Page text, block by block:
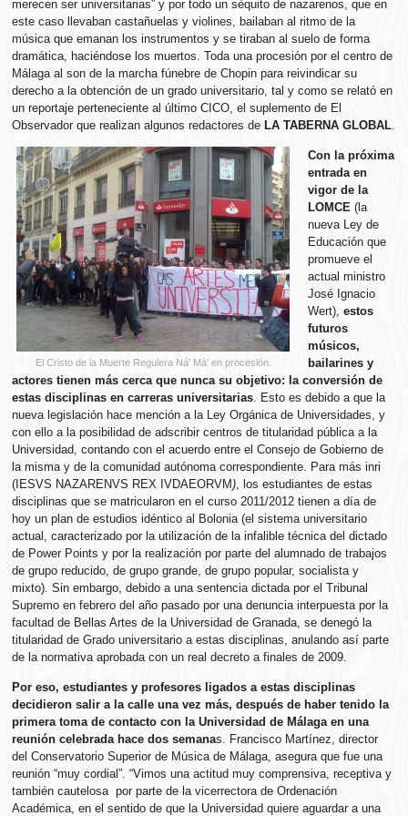
merecen ser universitarias” y por todo un séquito de nazarenos, que en
este caso llevaban castañuelas y violines, bailaban al ritmo de la
música que emanan los instrumentos y se tiraban al suelo de forma
dramática, haciéndose los muertos. Toda una procesión por el centro de
Málaga al son de la marcha fúnebre de Chopin para reivindicar su
derecho a la obtención de un grado universitario, tal y como se relató en
un reportaje perteneciente al último CICO, el suplemento de El
Observador que realizan algunos redactores de LA TABERNA GLOBAL.
El Cristo de la Muerte Regulera Ná’ Má’ en procesión.
Con la próxima
entrada en
vigor de la
LOMCE (la
nueva Ley de
Educación que
promueve el
actual ministro
José Ignacio
Wert),estos
futuros
músicos,
bailarines y
actores tienen más cerca que nunca su objetivo: la conversión de
estas disciplinas en carreras universitarias. Esto es debido a que la
nueva legislación hace mención a la Ley Orgánica de Universidades, y
con ello a la posibilidad de adscribir centros de titularidad pública a la
Universidad, contando con el acuerdo entre el Consejo de Gobierno de
la misma y de la comunidad autónoma correspondiente. Para más inri
(IESVS NAZARENVS REX IVDAEORVM ), los estudiantes de estas
disciplinas que se matricularon en el curso 2011/2012 tienen a día de
hoy un plan de estudios idéntico al Bolonia (el sistema universitario
actual, caracterizado por la utilización de la infalible técnica del dictado
de Power Points y por la realización por parte del alumnado de trabajos
de grupo reducido, de grupo grande, de grupo popular, socialista y
mixto). Sin embargo, debido a una sentencia dictada por el Tribunal
Supremo en febrero del año pasado por una denuncia interpuesta por la
facultad de Bellas Artes de la Universidad de Granada, se denegó la
titularidad de Grado universitario a estas disciplinas, anulando así parte
de la normativa aprobada con un real decreto a finales de 2009.
Por eso, estudiantes y profesores ligados a estas disciplinas
decidieron salir a la calle una vez más, después de haber tenido la
primera toma de contacto con la Universidad de Málaga en una
reunión celebrada hace dos semanas. Francisco Martínez, director
del Conservatorio Superior de Música de Málaga, asegura que fue una
reunión “muy cordial”. “Vimos una actitud muy comprensiva, receptiva y
también cautelosa por parte de la vicerrectora de Ordenación
Académica, en el sentido de que la Universidad quiere aguardar a una